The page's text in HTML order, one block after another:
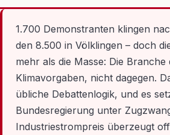
1.700 Demonstranten klingen
den 8.500 in Völklingen – doch
mehr als die Masse: Die
Klimavorgaben, nicht dagegen.
übliche Debattenlogik, und es
Bundesregierung unter
Industriestrompreis überzeugt